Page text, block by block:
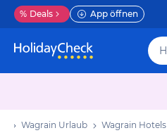
% Deals App öffnen
Wagrain Urlaub Wagrain Hotels